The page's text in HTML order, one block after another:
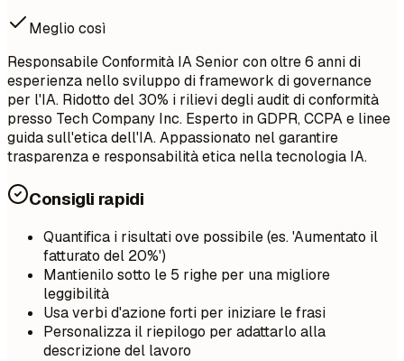
Meglio così
Responsabile Conformità IA Senior con oltre 6 anni di
esperienza nello sviluppo di framework di governance
per l'IA. Ridotto del 30% i rilievi degli audit di conformità
presso Tech Company Inc. Esperto in GDPR, CCPA e linee
guida sull'etica dell'IA. Appassionato nel garantire
trasparenza e responsabilità etica nella tecnologia IA.
Consigli rapidi
Quantifica i risultati ove possibile (es. 'Aumentato il
fatturato del 20%')
Mantienilo sotto le 5 righe per una migliore
leggibilità
Usa verbi d'azione forti per iniziare le frasi
Personalizza il riepilogo per adattarlo alla
descrizione del lavoro